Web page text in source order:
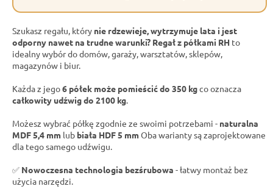
Szukasz regału, który nie rdzewieje, wytrzymuje lata i jest
odporny nawet na trudne warunki? Regał z półkami RH to
idealny wybór do domów, garaży, warsztatów, sklepów,
magazynów i biur.
Każda z jego6 półek może pomieścić do 350 kgco oznacza
całkowity udźwig do 2100 kg
Możesz wybrać półkę zgodnie ze swoimi potrzebami - naturalna
MDF 5,4 mm lub biała HDF 5 mmOba warianty są zaprojektowane
dla tego samego udźwigu.
✅ Nowoczesna technologia bezśrubowa - łatwy montaż bez
użycia narzędzi.